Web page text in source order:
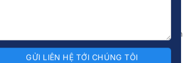
kế để bạn làm chủ một ngày làm việc bằng
gian. Nó giúp bạn phân bổ thời gian một cách
theo ma trận Eisenhower.